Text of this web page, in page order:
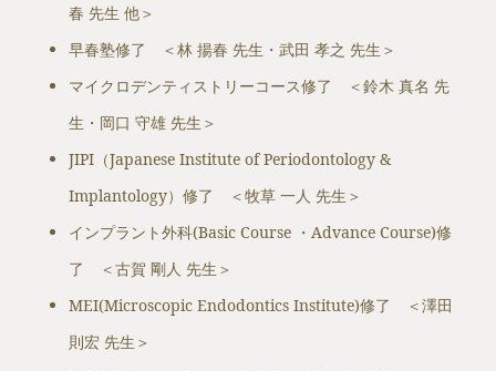
春 先生 他＞
早春塾修了 ＜林 揚春 先生・武田 孝之 先生＞
マイクロデンティストリーコース修了 ＜鈴木 真名 先
生・岡口 守雄 先生＞
JIPI（Japanese Institute of Periodontology &
Implantology）修了 ＜牧草 一人 先生＞
インプラント外科(Basic Course ・Advance Course)修
了 ＜古賀 剛人 先生＞
MEI(Microscopic Endodontics Institute)修了 ＜澤田
則宏 先生＞